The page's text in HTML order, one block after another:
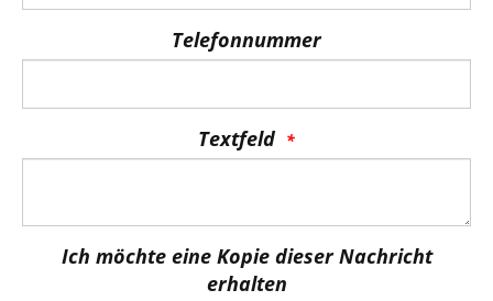
Telefonnummer
Textfeld
Ich möchte eine Kopie dieser Nachricht
erhalten